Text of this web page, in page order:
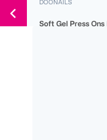
150
300
500
Weiter
zum
DOONAILS
Soft Gel Press